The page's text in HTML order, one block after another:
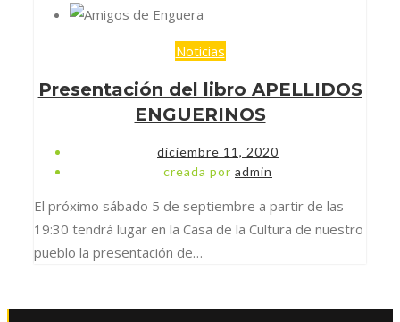
Noticias
Presentación del libro APELLIDOS
ENGUERINOS
diciembre 11, 2020
creada por admin
El próximo sábado 5 de septiembre a partir de las
19:30 tendrá lugar en la Casa de la Cultura de nuestro
pueblo la presentación de…